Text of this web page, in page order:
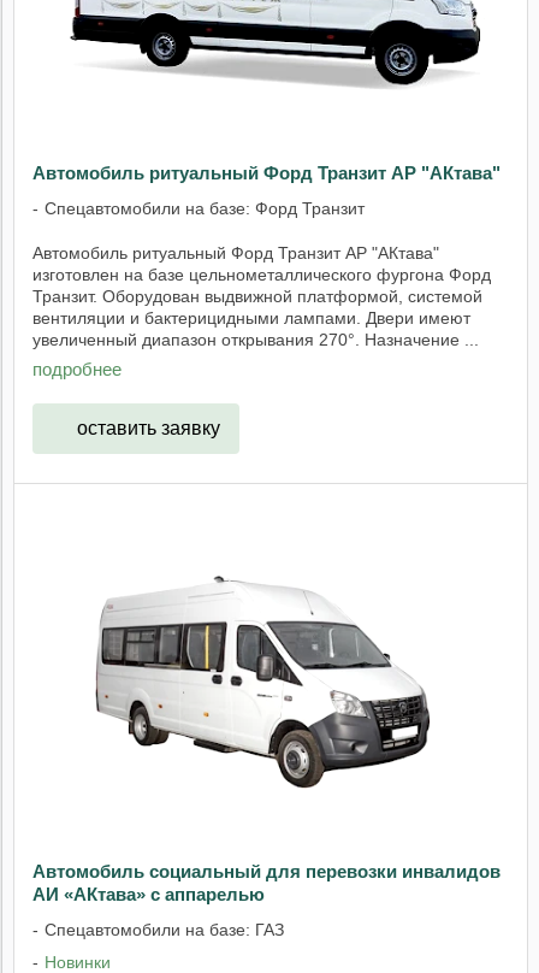
Автомобиль ритуальный Форд Транзит АР "АКтава"
Спецавтомобили на базе: Форд Транзит
Автомобиль ритуальный Форд Транзит АР "АКтава"
изготовлен на базе цельнометаллического фургона Форд
Транзит. Оборудован выдвижной платформой, системой
вентиляции и бактерицидными лампами. Двери имеют
увеличенный диапазон открывания 270°. Назначение ...
подробнее
оставить заявку
Автомобиль социальный для перевозки инвалидов
АИ «АКтава» с аппарелью
Спецавтомобили на базе: ГАЗ
Новинки